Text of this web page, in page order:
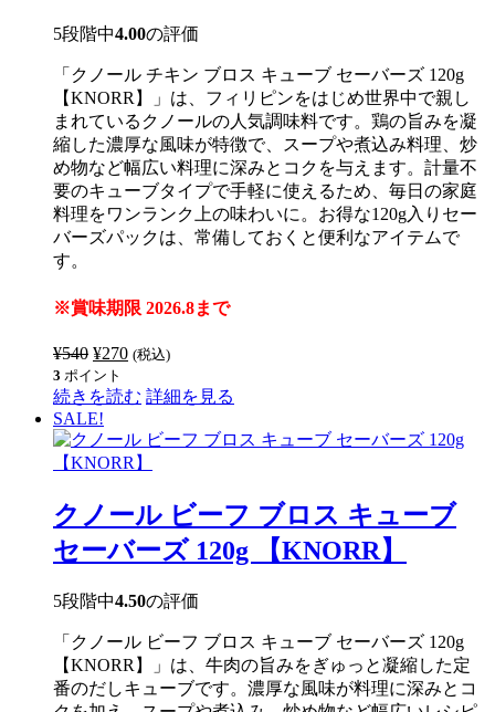
5段階中4.00の評価
「クノール チキン ブロス キューブ セーバーズ 120g
【KNORR】」は、フィリピンをはじめ世界中で親し
まれているクノールの人気調味料です。鶏の旨みを凝
縮した濃厚な風味が特徴で、スープや煮込み料理、炒
め物など幅広い料理に深みとコクを与えます。計量不
要のキューブタイプで手軽に使えるため、毎日の家庭
料理をワンランク上の味わいに。お得な120g入りセー
バーズパックは、常備しておくと便利なアイテムで
す。
※賞味期限 2026.8まで
¥540 元
の
価
格
は
¥540
し
¥270現
の
格
は
で
す。
(税込)
3 ポイント
続きを読む 詳細を見る
SALE!
クノール ビーフ ブロス キューブ
セーバーズ 120g 【KNORR】
5段階中4.50の評価
「クノール ビーフ ブロス キューブ セーバーズ 120g
【KNORR】」は、牛肉の旨みをぎゅっと凝縮した定
番のだしキューブです。濃厚な風味が料理に深みとコ